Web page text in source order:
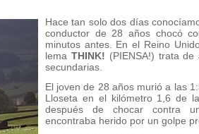
Hace tan solo dos días
conductor de 28 años chocó
minutos antes. En el Reino
lema THINK! (PIENSA!) trata
secundarias.
El joven de 28 años murió a las
Lloseta en el kilómetro 1,6 de
después de chocar contra
encontraba herido por un golpe